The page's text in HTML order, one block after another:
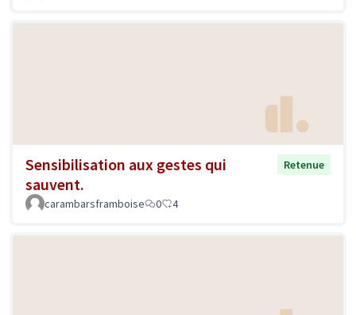
Sensibilisation aux gestes qui
sauvent.
Retenue
carambarsframboise 0 4